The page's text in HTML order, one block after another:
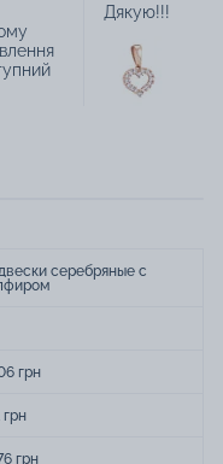
Дякую!!!
серебряные с
грн
грн
грн